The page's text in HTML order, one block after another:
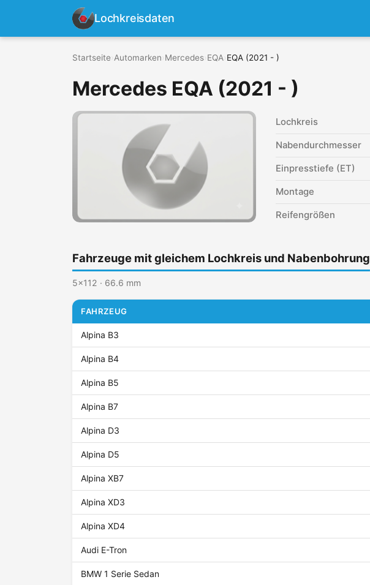
Lochkreisdaten
Startseite Automarken Mercedes EQA EQA (2021 - )
Mercedes EQA (2021 - )
Lochkreis
Nabendurchmesser
Einpresstiefe (ET)
Montage
Reifengrößen
Fahrzeuge mit gleichem Lochkreis und Nabenbohrung
5x112 · 66.6 mm
FAHRZEUG
Alpina B3
Alpina B4
Alpina B5
Alpina B7
Alpina D3
Alpina D5
Alpina XB7
Alpina XD3
Alpina XD4
Audi E-Tron
BMW 1 Serie Sedan